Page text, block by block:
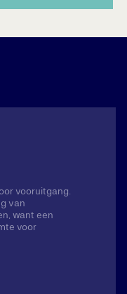
vooruitgang.
van
want een
voor